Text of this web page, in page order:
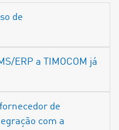
de
ERP a TIMOCOM já
de
com a